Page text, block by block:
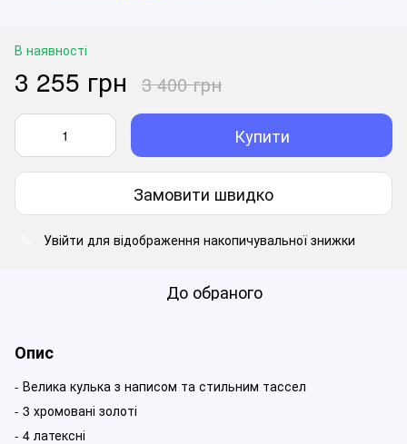
В наявності
3 255 грн 3 400 грн
Купити
Замовити швидко
Увійти для відображення накопичувальної знижки
До обраного
Опис
- Велика кулька з написом та стильним тассел
- 3 хромовані золоті
- 4 латексні